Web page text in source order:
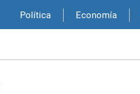
Política Economía